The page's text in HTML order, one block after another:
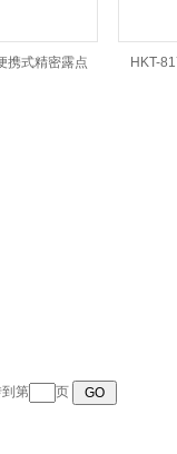
携式精密露点 HKT-
第 页